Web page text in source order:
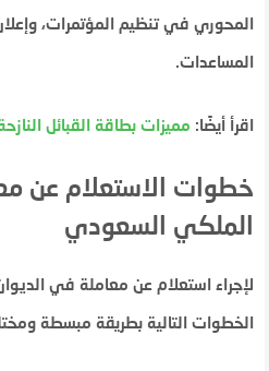
المحوري في تنظيم المؤتمرات، وإعلان
المساعدات.
اقرأ أيضًا: مميزات بطاقة القبائل
خطوات الاستعلام عن
الملكي السعودي
لإجراء استعلام عن معاملة في
الخطوات التالية بطريقة مبسطة